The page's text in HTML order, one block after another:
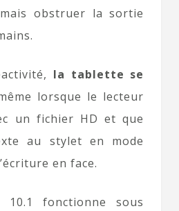
obstruer la sortie
la tablette se
lorsque le lecteur
un fichier HD et que
au stylet en mode
en face.
10.1 fonctionne sous